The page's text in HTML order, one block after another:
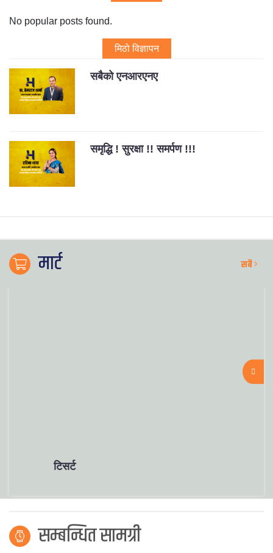
No popular posts found.
मिठो विज्ञापन
सबैको एनआरएनए
समृद्धि ! सुरक्षा !! समर्पण !!!
मार्ट सबै
टिसर्ट
सम्बन्धित सामग्री